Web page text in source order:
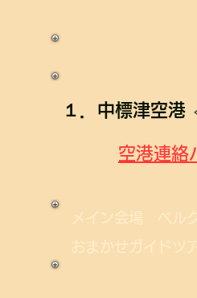
​１．中標津空港
空港連絡
メイン会場​ ベル
おまかせ ガイドツ